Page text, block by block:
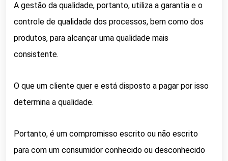
A gestão da qualidade, portanto, utiliza a garantia e o
controle de qualidade dos processos, bem como dos
produtos, para alcançar uma qualidade mais
consistente.
O que um cliente quer e está disposto a pagar por isso
determina a qualidade.
Portanto, é um compromisso escrito ou não escrito
para com um consumidor conhecido ou desconhecido